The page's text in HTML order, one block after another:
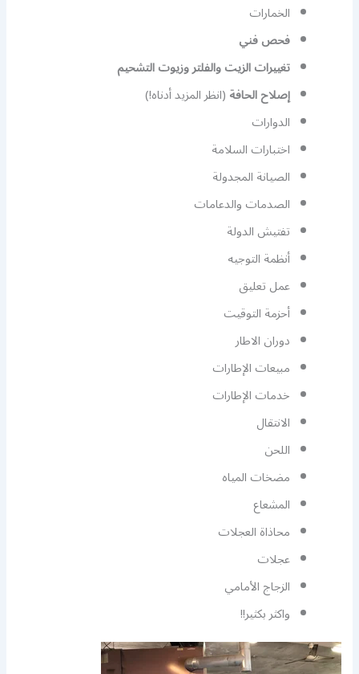
الخمارات
فحص فني
تغييرات الزيت والفلتر وزيوت التشحيم
إصلاح الحافة(انظر المزيد أدناه!)
الدوارات
اختبارات السلامة
الصيانة المجدولة
الصدمات والدعامات
تفتيش الدولة
أنظمة التوجيه
عمل تعليق
أحزمة التوقيت
دوران الاطار
مبيعات الإطارات
خدمات الإطارات
الانتقال
اللحن
مضخات المياه
المشعاع
محاذاة العجلات
عجلات
الزجاج الأمامي
واكثر بكثير!!